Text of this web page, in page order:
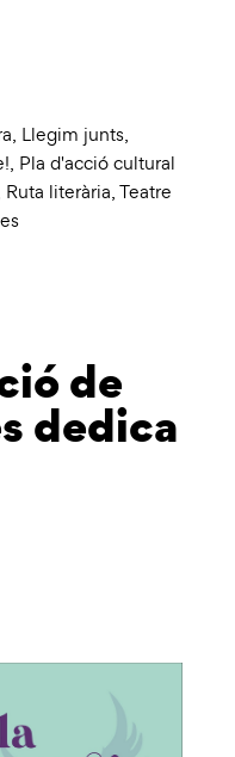
, Llegim junts,
, Pla d'acció cultural
Ruta literària,Teatre
de
dedica